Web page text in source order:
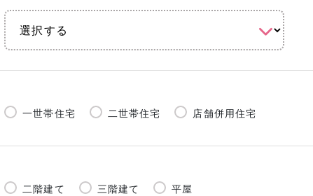
一世帯住宅 二世帯住宅 店舗併用住宅
二階建て 三階建て 平屋